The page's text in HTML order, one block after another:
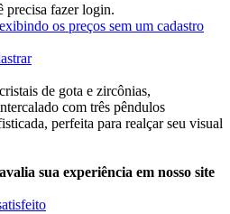
precisa fazer login.
os preços sem um cadastro
de gota e zircônias,
com três pêndulos
perfeita para realçar seu visual
sua experiência em nosso site